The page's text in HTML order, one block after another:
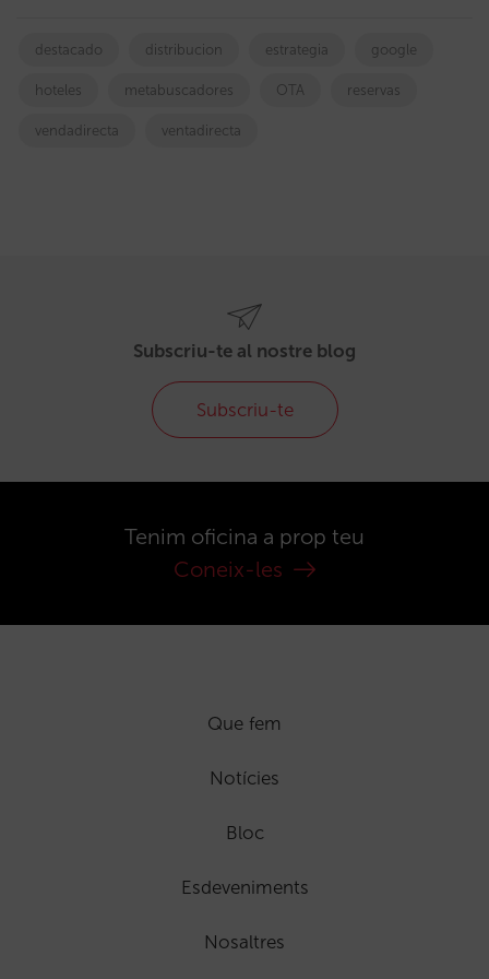
destacado distribucion estrategia google
hoteles metabuscadores OTA reservas
vendadirecta ventadirecta
Subscriu-te al nostre blog
Subscriu-te
Tenim oficina a prop teu
Coneix-les
Que fem
Notícies
Bloc
Esdeveniments
Nosaltres